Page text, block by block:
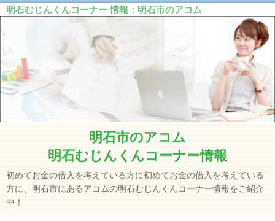
明石むじんくんコーナー 情報：明石市のアコム
明石市のアコム
明石むじんくんコーナー情報
初めてお金の借入を考えている方に初めてお金の借入を考えている
方に、明石市にあるアコムの明石むじんくんコーナー情報をご紹介
中！